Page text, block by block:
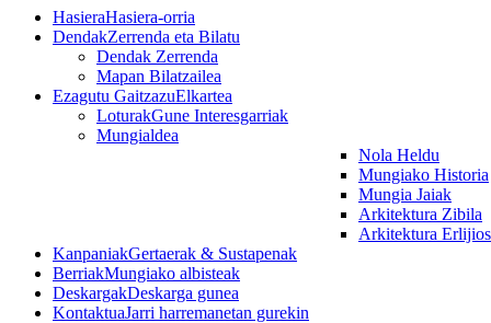
HasieraHasiera-orria
DendakZerrenda eta Bilatu
Dendak Zerrenda
Mapan Bilatzailea
Ezagutu GaitzazuElkartea
LoturakGune Interesgarriak
Mungialdea
Nola Heldu
Mungiako Historia
Mungia Jaiak
Arkitektura Zibila
Arkitektura
KanpaniakGertaerak & Sustapenak
BerriakMungiako albisteak
DeskargakDeskarga gunea
KontaktuaJarri harremanetan gurekin